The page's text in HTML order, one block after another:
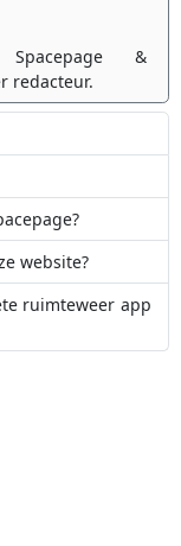
&
redacteur.
website?
ruimteweer app
Starnights, et cetera,
leveren aan deze